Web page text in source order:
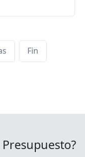
Fin